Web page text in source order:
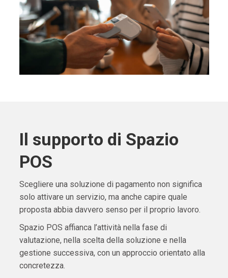
Il supporto di Spazio
POS
Scegliere una soluzione di pagamento non significa
solo attivare un servizio, ma anche capire quale
proposta abbia davvero senso per il proprio lavoro.
Spazio POS affianca l’attività nella fase di
valutazione, nella scelta della soluzione e nella
gestione successiva, con un approccio orientato alla
concretezza.